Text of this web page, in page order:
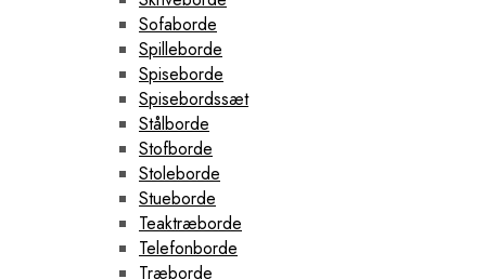
Sofaborde
Spilleborde
Spiseborde
Spisebordssæt
Stålborde
Stofborde
Stoleborde
Stueborde
Teaktræborde
Telefonborde
Træborde